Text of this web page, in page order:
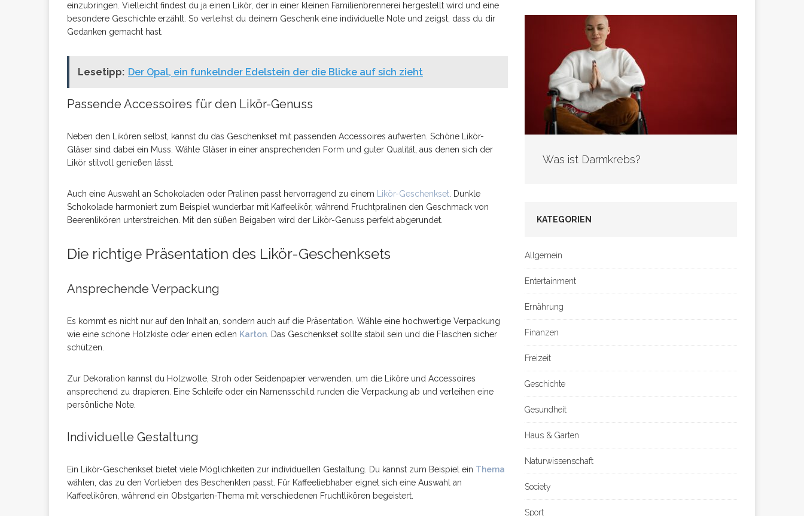
einzubringen. Vielleicht findest du ja einen Likör, der in einer kleinen Familienbrennerei hergestellt wird und eine
besondere Geschichte erzählt. So verleihst du deinem Geschenk eine individuelle Note und zeigst, dass du dir
Gedanken gemacht hast.
Lesetipp: Der Opal, ein funkelnder Edelstein der die Blicke auf sich zieht
Passende Accessoires für den Likör-Genuss
Neben den Likören selbst, kannst du das Geschenkset mit passenden Accessoires aufwerten. Schöne Likör-
Gläser sind dabei ein Muss. Wähle Gläser in einer ansprechenden Form und guter Qualität, aus denen sich der
Likör stilvoll genießen lässt.
Auch eine Auswahl an Schokoladen oder Pralinen passt hervorragend zu einem Likör-Geschenkset . Dunkle
Schokolade harmoniert zum Beispiel wunderbar mit Kaffeelikör, während Fruchtpralinen den Geschmack von
Beerenlikören unterstreichen. Mit den süßen Beigaben wird der Likör-Genuss perfekt abgerundet.
Die richtige Präsentation des Likör-Geschenksets
Ansprechende Verpackung
Es kommt es nicht nur auf den Inhalt an, sondern auch auf die Präsentation. Wähle eine hochwertige Verpackung
wie eine schöne Holzkiste oder einen edlen Karton . Das Geschenkset sollte stabil sein und die Flaschen sicher
schützen.
Zur Dekoration kannst du Holzwolle, Stroh oder Seidenpapier verwenden, um die Liköre und Accessoires
ansprechend zu drapieren. Eine Schleife oder ein Namensschild runden die Verpackung ab und verleihen eine
persönliche Note.
Individuelle Gestaltung
Ein Likör-Geschenkset bietet viele Möglichkeiten zur individuellen Gestaltung. Du kannst zum Beispiel ein Thema
wählen, das zu den Vorlieben des Beschenkten passt. Für Kaffeeliebhaber eignet sich eine Auswahl an
Kaffeelikören, während ein Obstgarten-Thema mit verschiedenen Fruchtlikören begeistert.
Was ist Darmkrebs?
KATEGORIEN
Allgemein
Entertainment
Ernährung
Finanzen
Freizeit
Geschichte
Gesundheit
Haus & Garten
Naturwissenschaft
Society
Sport